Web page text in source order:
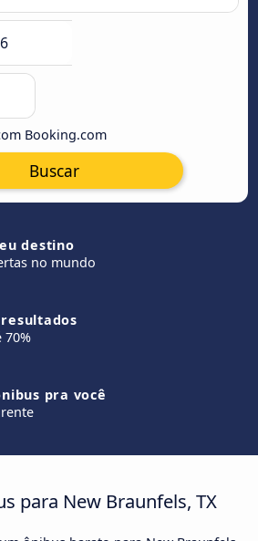
Booking.com
Buscar
destino
no mundo
70%
pra você
para New Braunfels, TX